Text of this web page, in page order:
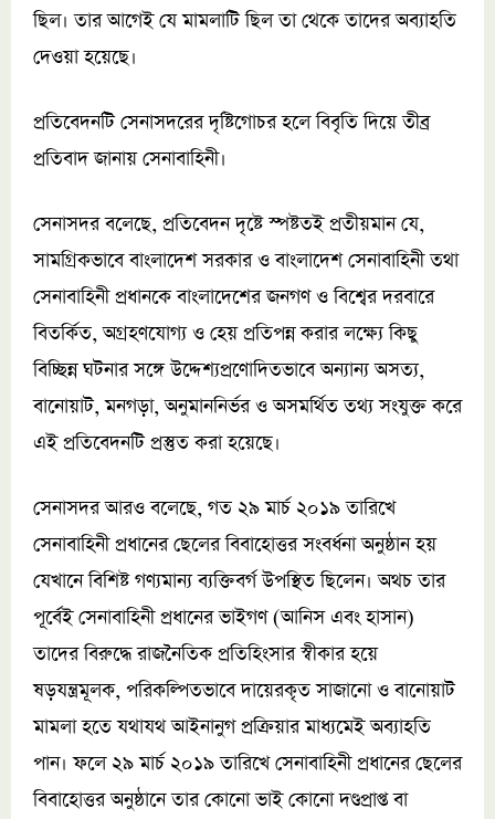
ছিল। তার আগেই যে মামলাটি ছিল তা থেকে তাদের অব্যাহতি
দেওয়া হয়েছে।
প্রতিবেদনটি সেনাসদরের দৃষ্টিগোচর হলে বিবৃতি দিয়ে তীব্র
প্রতিবাদ জানায় সেনাবাহিনী।
সেনাসদর বলেছে, প্রতিবেদন দৃষ্টে স্পষ্টতই প্রতীয়মান যে,
সামগ্রিকভাবে বাংলাদেশ সরকার ও বাংলাদেশ সেনাবাহিনী তথা
সেনাবাহিনী প্রধানকে বাংলাদেশের জনগণ ও বিশ্বের দরবারে
বিতর্কিত, অগ্রহণযোগ্য ও হেয় প্রতিপন্ন করার লক্ষ্যে কিছু
বিচ্ছিন্ন ঘটনার সঙ্গে উদ্দেশ্যপ্রণোদিতভাবে অন্যান্য অসত্য,
বানোয়াট, মনগড়া, অনুমাননির্ভর ও অসমর্থিত তথ্য সংযুক্ত করে
এই প্রতিবেদনটি প্রস্তুত করা হয়েছে।
সেনাসদর আরও বলেছে, গত ২৯ মার্চ ২০১৯ তারিখে
সেনাবাহিনী প্রধানের ছেলের বিবাহোত্তর সংবর্ধনা অনুষ্ঠান হয়
যেখানে বিশিষ্ট গণ্যমান্য ব্যক্তিবর্গ উপস্থিত ছিলেন। অথচ তার
পূর্বেই সেনাবাহিনী প্রধানের ভাইগণ (আনিস এবং হাসান)
তাদের বিরুদ্ধে রাজনৈতিক প্রতিহিংসার স্বীকার হয়ে
ষড়যন্ত্রমূলক, পরিকল্পিতভাবে দায়েরকৃত সাজানো ও বানোয়াট
মামলা হতে যথাযথ আইনানুগ প্রক্রিয়ার মাধ্যমেই অব্যাহতি
পান। ফলে ২৯ মার্চ ২০১৯ তারিখে সেনাবাহিনী প্রধানের ছেলের
বিবাহোত্তর অনুষ্ঠানে তার কোনো ভাই কোনো দণ্ডপ্রাপ্ত বা